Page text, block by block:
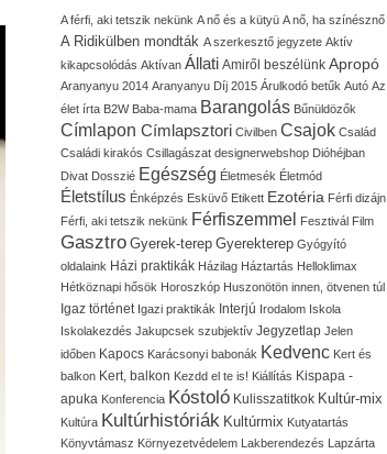
A férfi, aki tetszik nekünk A nő és a kütyü A nő, ha színésznő
A Ridikülben mondták A szerkesztő jegyzete Aktív
kikapcsolódás Aktívan Állati Amiről beszélünk Apropó
Aranyanyu 2014 Aranyanyu Díj 2015 Árulkodó betűk Autó Az
élet írta B2W Baba-mama Barangolás Bűnüldözők
Címlapon Címlapsztori Civilben Csajok Család
Családi kirakós Csillagászat designerwebshop Dióhéjban
Divat Dosszié Egészség Életmesék Életmód
Életstílus Énképzés Esküvő Etikett Ezotéria Férfi dizájn
Férfi, aki tetszik nekünk Férfiszemmel Fesztivál Film
Gasztro Gyerek-terep Gyerekterep Gyógyító
oldalaink Házi praktikák Házilag Háztartás Helloklimax
Hétköznapi hősök Horoszkóp Huszonötön innen, ötvenen túl
Igaz történet Igazi praktikák Interjú Irodalom Iskola
Iskolakezdés Jakupcsek szubjektív Jegyzetlap Jelen
időben Kapocs Karácsonyi babonák Kedvenc Kert és
balkon Kert, balkon Kezdd el te is! Kiállítás Kispapa -
apuka Konferencia Kóstoló Kulisszatitkok Kultúr-mix
Kultúra Kultúrhistóriák Kultúrmix Kutyatartás
Könyvtámasz Környezetvédelem Lakberendezés Lapzárta